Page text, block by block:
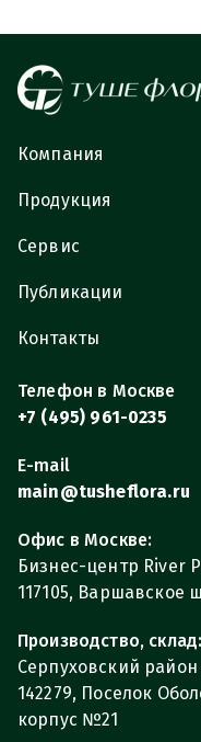
Компания
Продукция
Сервис
Публикации
Контакты
Телефон в Москве
+7 (495) 961-0235
E-mail
main@tusheflora.ru
Офис в Москве:
Бизнес-центр River
117105, Варшавское
Производство, склад:
Серпуховский
142279, Поселок
корпус №21